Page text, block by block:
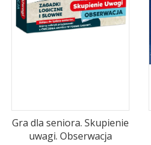
Gra dla seniora. Skupienie
uwagi. Obserwacja